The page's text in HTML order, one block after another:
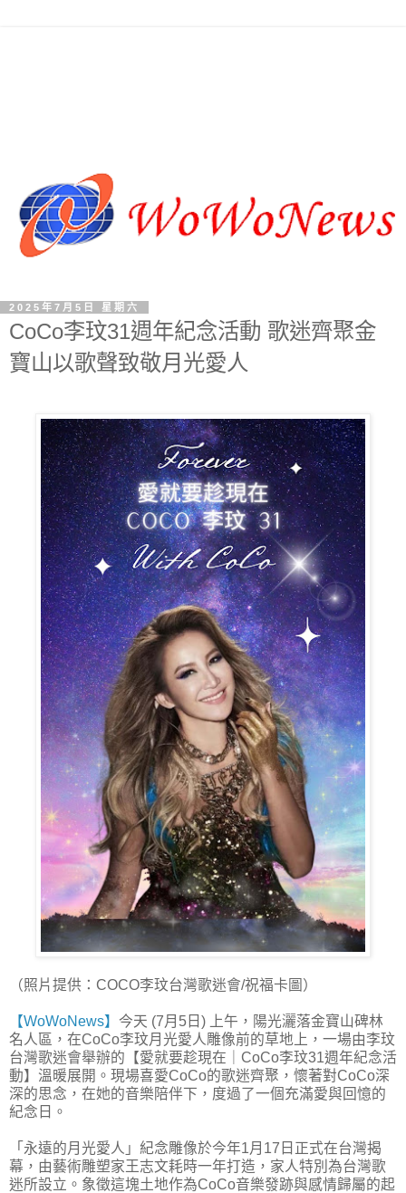
2025年7月5日 星期六
CoCo李玟31週年紀念活動 歌迷齊聚金
寶山以歌聲致敬月光愛人
（照片提供：COCO李玟台灣歌迷會/祝福卡圖）
【WoWoNews】 今天 (7月5日) 上午，陽光灑落金寶山碑林
名人區，在CoCo李玟月光愛人雕像前的草地上，一場由李玟
台灣歌迷會舉辦的【愛就要趁現在｜CoCo李玟31週年紀念活
動】溫暖展開。現場喜愛CoCo的歌迷齊聚，懷著對CoCo深
深的思念，在她的音樂陪伴下，度過了一個充滿愛與回憶的
紀念日。
「永遠的月光愛人」紀念雕像於今年1月17日正式在台灣揭
幕，由藝術雕塑家王志文耗時一年打造，家人特別為台灣歌
迷所設立。象徵這塊土地作為CoCo音樂發跡與感情歸屬的起